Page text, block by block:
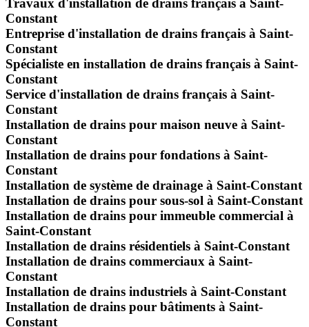
Constant
Entreprise d'installation de drains français à Saint-
Constant
Spécialiste en installation de drains français à Saint-
Constant
Service d'installation de drains français à Saint-
Constant
Installation de drains pour maison neuve à Saint-
Constant
Installation de drains pour fondations à Saint-
Constant
Installation de système de drainage à Saint-Constant
Installation de drains pour sous-sol à Saint-Constant
Installation de drains pour immeuble commercial à
Saint-Constant
Installation de drains résidentiels à Saint-Constant
Installation de drains commerciaux à Saint-
Constant
Installation de drains industriels à Saint-Constant
Installation de drains pour bâtiments à Saint-
Constant